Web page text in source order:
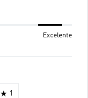
Excelente
1